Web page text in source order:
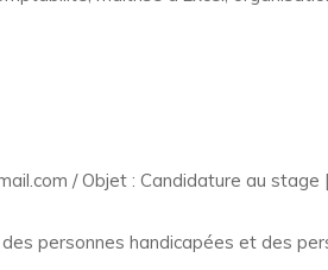
/ Objet : Candidature au
personnes handicapées et des